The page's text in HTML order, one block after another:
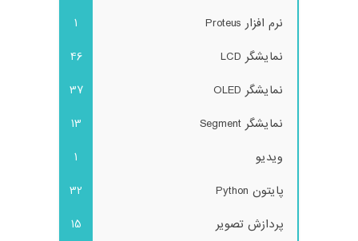
نرم افزار Proteus
1
نمایشگر LCD
46
نمایشگر OLED
37
نمایشگر Segment
13
ویدیو
1
پایتون Python
32
پردازش تصویر
15